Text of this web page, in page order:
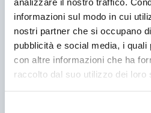
informazioni sul modo in cui
nostri partner che si occupano
pubblicità e social media, i quali
con altre informazioni che ha
raccolto dal suo utilizzo dei loro
Co-espositore
ALCE NERO SPA
Padiglione 06 -